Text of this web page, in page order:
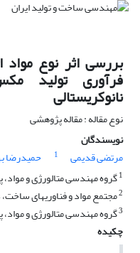
بررسی اثر نوع
فرآوری تولید
نانوکریستالی
نوع مقاله : مقاله پژوهشی
نویسندگان
مرتضی قدیمی
1 حمیدرضا
1گروه مهندسی متالورژی و مواد،
2مجتمع مواد و فناوریهای
3گروه مهندسی متالورژی و مواد،
چکیده